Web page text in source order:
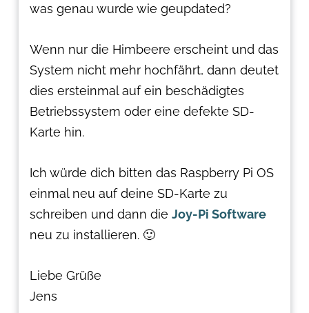
was genau wurde wie geupdated?
Wenn nur die Himbeere erscheint und das
System nicht mehr hochfährt, dann deutet
dies ersteinmal auf ein beschädigtes
Betriebssystem oder eine defekte SD-
Karte hin.
Ich würde dich bitten das Raspberry Pi OS
einmal neu auf deine SD-Karte zu
schreiben und dann dieJoy-Pi Software
neu zu installieren. 🙂
Liebe Grüße
Jens